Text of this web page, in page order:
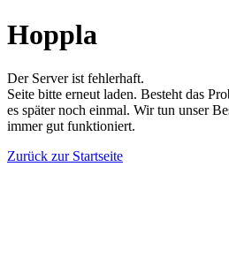
Hoppla
Der Server ist fehlerhaft.
Seite bitte erneut laden. Besteht das
es später noch einmal. Wir tun unser
immer gut funktioniert.
Zurück zur Startseite